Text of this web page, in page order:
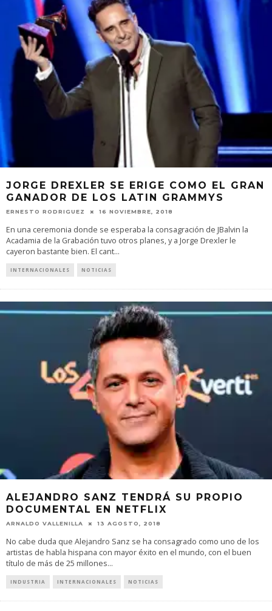
JORGE DREXLER SE ERIGE COMO EL GRAN
GANADOR DE LOS LATIN GRAMMYS
ERNESTO RODRIGUEZ 16 NOVIEMBRE, 2018
En una ceremonia donde se esperaba la consagración de JBalvin la
Acadamia de la Grabación tuvo otros planes, y a Jorge Drexler le
cayeron bastante bien. El cant...
INTERNACIONALES NOTICIAS
ALEJANDRO SANZ TENDRÁ SU PROPIO
DOCUMENTAL EN NETFLIX
ARNALDO VALLENILLA 13 AGOSTO, 2018
No cabe duda que Alejandro Sanz se ha consagrado como uno de los
artistas de habla hispana con mayor éxito en el mundo, con el buen
título de más de 25 millones...
INDUSTRIA INTERNACIONALES NOTICIAS